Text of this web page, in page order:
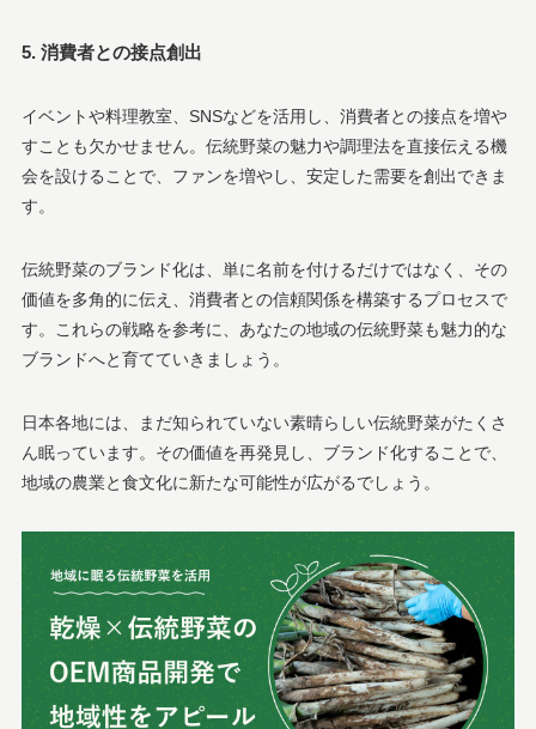
5. 消費者との接点創出
イベントや料理教室、SNSなどを活用し、消費者との接点を増や
すことも欠かせません。伝統野菜の魅力や調理法を直接伝える機
会を設けることで、ファンを増やし、安定した需要を創出できま
す。
伝統野菜のブランド化は、単に名前を付けるだけではなく、その
価値を多角的に伝え、消費者との信頼関係を構築するプロセスで
す。これらの戦略を参考に、あなたの地域の伝統野菜も魅力的な
ブランドへと育てていきましょう。
日本各地には、まだ知られていない素晴らしい伝統野菜がたくさ
ん眠っています。その価値を再発見し、ブランド化することで、
地域の農業と食文化に新たな可能性が広がるでしょう。